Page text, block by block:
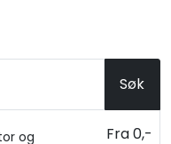
Søk
og
Fra 0,-